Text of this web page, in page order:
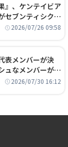
』、ケンテイビア
セブンティシクサ
2026/07/26 09:58
表メンバーが決
ュなメンバーが日
2026/07/30 16:12